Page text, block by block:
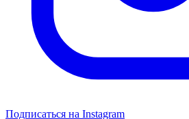
Подписаться на Instagram